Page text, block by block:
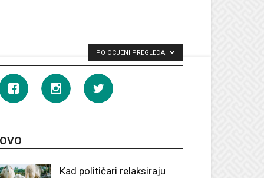
PO OCJENI PREGLEDA
Kad političari relaksiraju